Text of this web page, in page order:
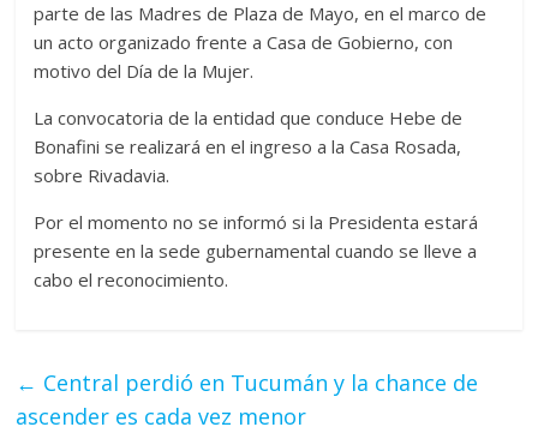
parte de las Madres de Plaza de Mayo, en el marco de
un acto organizado frente a Casa de Gobierno, con
motivo del Día de la Mujer.
La convocatoria de la entidad que conduce Hebe de
Bonafini se realizará en el ingreso a la Casa Rosada,
sobre Rivadavia.
Por el momento no se informó si la Presidenta estará
presente en la sede gubernamental cuando se lleve a
cabo el reconocimiento.
← Central perdió en Tucumán y la chance de
ascender es cada vez menor